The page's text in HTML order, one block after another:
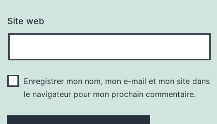
Site web
Enregistrer mon nom, mon e-mail et mon site dans
le navigateur pour mon prochain commentaire.